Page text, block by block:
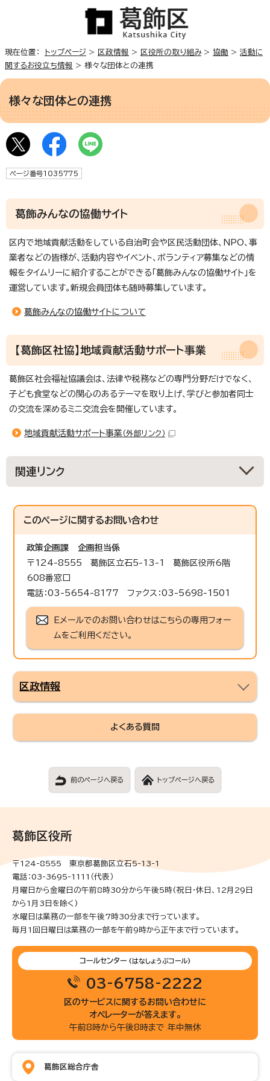
現在位置： トップページ > 区政情報 > 区役所の取り組み> 協働 > 活動に
関するお役立ち情報 > 様々な団体との連携
様々な団体との連携
ページ番号1035775
葛飾みんなの協働サイト
区内で地域貢献活動をしている自治町会や区民活動団体、NPO、事
業者などの皆様が、活動内容やイベント、ボランティア募集などの情
報をタイムリーに紹介することができる「葛飾みんなの協働サイト」を
運営しています。新規会員団体も随時募集しています。
葛飾みんなの協働サイトについて
【葛飾区社協】地域貢献活動サポート事業
葛飾区社会福祉協議会は、法律や税務などの専門分野だけでなく、
子ども食堂などの関心のあるテーマを取り上げ、学びと参加者同士
の交流を深めるミニ交流会を開催しています。
地域貢献活動サポート事業（外部リンク）
関連リンク
このページに関するお問い合わせ
政策企画課
企画担当係
〒124-8555 葛飾区立石5-13-1 葛飾区役所6階
608番窓口
電話：03-5654-8177 ファクス：03-5698-1501
Eメールでのお問い合わせはこちらの専用フォー
ムをご利用ください。
区政情報
よくある質問
前のページへ戻る トップページへ戻る
葛飾区役所
〒124-8555 東京都葛飾区立石5-13-1
電話：03-3695-1111（代表）
月曜日から金曜日の午前8時30分から午後5時(祝日・休日、12月29日
から1月3日を除く)
水曜日は業務の一部を午後7時30分まで行っています。
毎月1回日曜日は業務の一部を午前9時から正午まで行っています。
コールセンター (はなしょうぶコール)
03-6758-2222
区のサービスに関するお問い合わせに
オペレーターが答えます。
午前8時から午後8時まで 年中無休
葛飾区総合庁舎